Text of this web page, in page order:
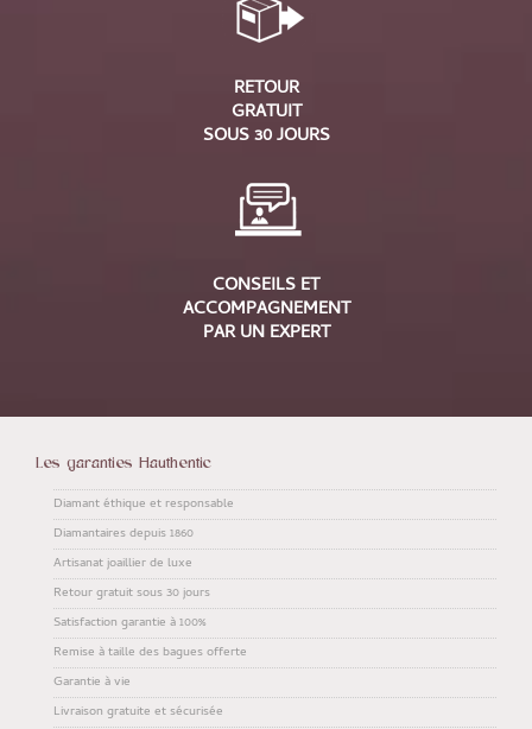
RETOUR
GRATUIT
SOUS 30 JOURS
CONSEILS ET
ACCOMPAGNEMENT
PAR UN EXPERT
Les garanties Hauthentic
Diamant éthique et responsable
Diamantaires depuis 1860
Artisanat joaillier de luxe
Retour gratuit sous 30 jours
Satisfaction garantie à 100%
Remise à taille des bagues offerte
Garantie à vie
Livraison gratuite et sécurisée